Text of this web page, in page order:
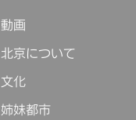
動画
北京について
文化
姉妹都市